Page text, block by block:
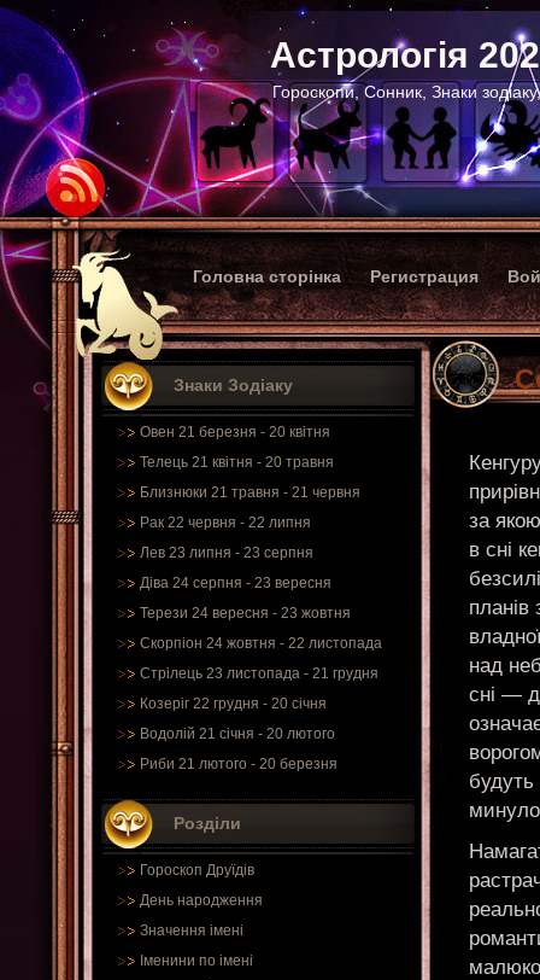
Астрологія
Гороскопи, Сонник, Знаки
Головна сторінка Регистрация
Знаки Зодіаку
Овен 21 березня - 20 квітня
Телець 21 квітня - 20 травня
Близнюки 21 травня - 21 червня
Рак 22 червня - 22 липня
Лев 23 липня - 23 серпня
Діва 24 серпня - 23 вересня
Терези 24 вересня - 23 жовтня
Скорпіон 24 жовтня - 22 листопада
Стрілець 23 листопада - 21 грудня
Козеріг 22 грудня - 20 січня
Водолій 21 січня - 20 лютого
Риби 21 лютого - 20 березня
Розділи
Гороскоп Друїдів
День народження
Значення імені
Іменини по імені
за
в сні
планів
над
сні —
будуть